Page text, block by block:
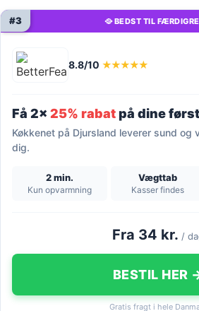
🥘 BEDST TIL
#3
8.8/10 ★★★★★
Få 2x 25% rabatpå dine
Køkkenet på Djursland leverer sund og
dig.
2 min.
Kun opvarmning
Vægttab
Kasser findes
Fra 34 kr. /
BESTIL HER
Gratis fragt i hele